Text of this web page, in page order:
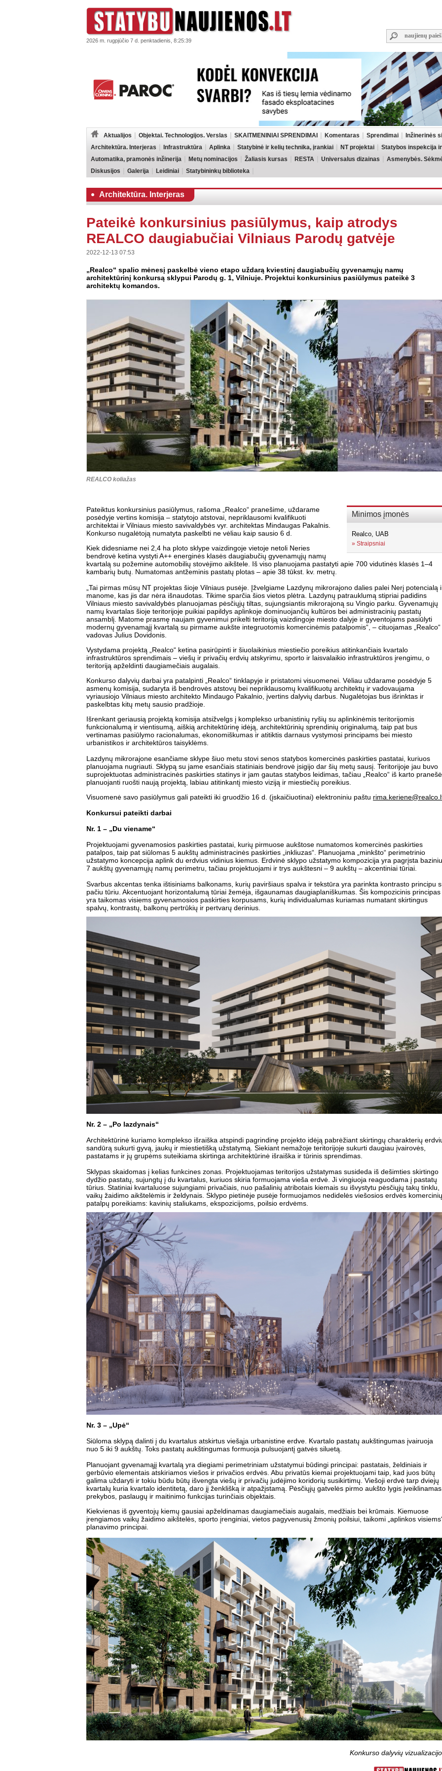
2026 m. rugpjūčio 7 d. penktadienis, 8:25:39
Aktualijos Objektai. Technologijos. Verslas SKAITMENINIAI SPRENDIMAI Komentaras Sprendimai
Inžinerinės
Architektūra. Interjeras
Infrastruktūra Aplinka Statybinė ir kelių technika, įrankiai NT projektai
Statybos inspekcija
Automatika, pramonės inžinerija
Metų nominacijos Žaliasis kursas RESTA Universalus dizainas
Asmenybės.
Diskusijos
Galerija Leidiniai Statybininkų biblioteka
Architektūra. Interjeras
Pateikė konkursinius pasiūlymus, kaip atrodys
REALCO daugiabučiai Vilniaus Parodų gatvėje
2022-12-13 07:53
„Realco“ spalio mėnesį paskelbė vieno etapo uždarą kviestinį daugiabučių gyvenamųjų namų
architektūrinį konkursą sklypui Parodų g. 1, Vilniuje. Projektui konkursinius pasiūlymus pateikė 3
architektų komandos.
REALCO koliažas
Minimos įmonės
Realco, UAB
» Straipsniai
Pateiktus konkursinius pasiūlymus, rašoma „Realco“ pranešime, uždarame
posėdyje vertins komisija – statytojo atstovai, nepriklausomi kvalifikuoti
architektai ir Vilniaus miesto savivaldybės vyr. architektas Mindaugas Pakalnis.
Konkurso nugalėtoją numatyta paskelbti ne vėliau kaip sausio 6 d.
Kiek didesniame nei 2,4 ha ploto sklype vaizdingoje vietoje netoli Neries
bendrovė ketina vystyti A++ energinės klasės daugiabučių gyvenamųjų namų
kvartalą su požemine automobilių stovėjimo aikštele. Iš viso planuojama pastatyti apie 700 vidutinės klasės 1–4
kambarių butų. Numatomas antžeminis pastatų plotas – apie 38 tūkst. kv. metrų.
„Tai pirmas mūsų NT projektas šioje Vilniaus pusėje. Įžvelgiame Lazdynų mikrorajono dalies palei Nerį potencialą
manome, kas jis dar nėra išnaudotas. Tikime sparčia šios vietos plėtra. Lazdynų patrauklumą stipriai padidins
Vilniaus miesto savivaldybės planuojamas pėsčiųjų tiltas, sujungsiantis mikrorajoną su Vingio parku. Gyvenamųjų
namų kvartalas šioje teritorijoje puikiai papildys aplinkoje dominuojančių kultūros bei administracinių pastatų
ansamblį. Matome prasmę naujam gyvenimui prikelti teritoriją vaizdingoje miesto dalyje ir gyventojams pasiūlyti
modernų gyvenamąjį kvartalą su pirmame aukšte integruotomis komercinėmis patalpomis“, – cituojamas „Realco“
vadovas Julius Dovidonis.
Vystydama projektą „Realco“ ketina pasirūpinti ir šiuolaikinius miestiečio poreikius atitinkančiais kvartalo
infrastruktūros sprendimais – viešų ir privačių erdvių atskyrimu, sporto ir laisvalaikio infrastruktūros įrengimu, o
teritoriją apželdinti daugiamečiais augalais.
Konkurso dalyvių darbai yra patalpinti „Realco“ tinklapyje ir pristatomi visuomenei. Vėliau uždarame posėdyje 5
asmenų komisija, sudaryta iš bendrovės atstovų bei nepriklausomų kvalifikuotų architektų ir vadovaujama
vyriausiojo Vilniaus miesto architekto Mindaugo Pakalnio, įvertins dalyvių darbus. Nugalėtojas bus išrinktas ir
paskelbtas kitų metų sausio pradžioje.
Išrenkant geriausią projektą komisija atsižvelgs į komplekso urbanistinių ryšių su aplinkinėmis teritorijomis
funkcionalumą ir vientisumą, aiškią architektūrinę idėją, architektūrinių sprendinių originalumą, taip pat bus
vertinamas pasiūlymo racionalumas, ekonomiškumas ir atitiktis darnaus vystymosi principams bei miesto
urbanistikos ir architektūros taisyklėms.
Lazdynų mikrorajone esančiame sklype šiuo metu stovi senos statybos komercinės paskirties pastatai, kuriuos
planuojama nugriauti. Sklypą su jame esančiais statiniais bendrovė įsigijo dar šių metų sausį. Teritorijoje jau buvo
suprojektuotas administracinės paskirties statinys ir jam gautas statybos leidimas, tačiau „Realco“ iš karto pranešė
planuojanti ruošti naują projektą, labiau atitinkantį miesto viziją ir miestiečių poreikius.
Visuomenė savo pasiūlymus gali pateikti iki gruodžio 16 d. (įskaičiuotinai) elektroniniu paštu
Konkursui pateikti darbai
Nr. 1 – „Du viename“
Projektuojami gyvenamosios paskirties pastatai, kurių pirmuose aukštose numatomos komercinės paskirties
patalpos, taip pat siūlomas 5 aukštų administracinės paskirties „inkliuzas“. Planuojama „minkšto“ perimetrinio
užstatymo koncepcija aplink du erdvius vidinius kiemus. Erdvinė sklypo užstatymo kompozicija yra pagrįsta baziniu
7 aukštų gyvenamųjų namų perimetru, tačiau projektuojami ir trys aukštesni – 9 aukštų – akcentiniai tūriai.
Svarbus akcentas tenka ištisiniams balkonams, kurių paviršiaus spalva ir tekstūra yra parinkta kontrasto principu
pačiu tūriu. Akcentuojant horizontalumą tūriai žemėja, išgaunamas daugiaplaniškumas. Šis kompozicinis principas
yra taikomas visiems gyvenamosios paskirties korpusams, kurių individualumas kuriamas numatant skirtingus
spalvų, kontrastų, balkonų pertrūkių ir pertvarų derinius.
Nr. 2 – „Po lazdynais“
Architektūrinė kuriamo komplekso išraiška atspindi pagrindinę projekto idėją pabrėžiant skirtingų charakterių
sandūrą sukurti gyvą, jaukų ir miestietišką užstatymą. Siekiant nemažoje teritorijoje sukurti daugiau įvairovės,
pastatams ir jų grupėms suteikiama skirtinga architektūrinė išraiška ir tūrinis sprendimas.
Sklypas skaidomas į kelias funkcines zonas. Projektuojamas teritorijos užstatymas susideda iš dešimties skirtingo
dydžio pastatų, sujungtų į du kvartalus, kuriuos skiria formuojama vieša erdvė. Ji vingiuoja reaguodama į pastatų
tūrius. Statiniai kvartaluose sujungiami privačiais, nuo pašalinių atribotais kiemais su išvystytu pėsčiųjų takų tinklu,
vaikų žaidimo aikštelėmis ir želdynais. Sklypo pietinėje pusėje formuojamos nedidelės viešosios erdvės komercinių
patalpų poreikiams: kavinių staliukams, ekspozicijoms, poilsio erdvėms.
Nr. 3 – „Upė“
Siūloma sklypą dalinti į du kvartalus atskirtus viešąja urbanistine erdve. Kvartalo pastatų aukštingumas įvairuoja
nuo 5 iki 9 aukštų. Toks pastatų aukštingumas formuoja pulsuojantį gatvės siluetą.
Planuojant gyvenamąjį kvartalą yra diegiami perimetriniam užstatymui būdingi principai: pastatais, želdiniais ir
gerbūvio elementais atskiriamos viešos ir privačios erdvės. Abu privatūs kiemai projektuojami taip, kad juos būtų
galima uždaryti ir tokiu būdu būtų išvengta viešų ir privačių judėjimo koridorių susikirtimų. Viešoji erdvė tarp dviejų
kvartalų kuria kvartalo identitetą, daro jį ženklišką ir atpažįstamą. Pėsčiųjų gatvelės pirmo aukšto lygis įveiklinamas
prekybos, paslaugų ir maitinimo funkcijas turinčiais objektais.
Kiekvienas iš gyventojų kiemų gausiai apželdinamas daugiamečiais augalais, medžiais bei krūmais. Kiemuose
įrengiamos vaikų žaidimo aikštelės, sporto įrenginiai, vietos pagyvenusių žmonių poilsiui, taikomi „aplinkos
planavimo principai.
Konkurso dalyvių